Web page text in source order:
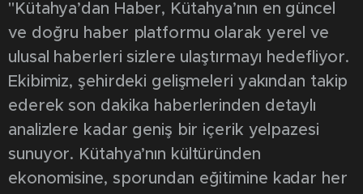
"Kütahya’dan Haber, Kütahya’nın en güncel
ve doğru haber platformu olarak yerel ve
ulusal haberleri sizlere ulaştırmayı hedefliyor.
Ekibimiz, şehirdeki gelişmeleri yakından takip
ederek son dakika haberlerinden detaylı
analizlere kadar geniş bir içerik yelpazesi
sunuyor. Kütahya’nın kültüründen
ekonomisine, sporundan eğitimine kadar her